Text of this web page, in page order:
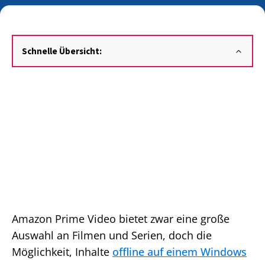
Schnelle Übersicht:
Amazon Prime Video bietet zwar eine große
Auswahl an Filmen und Serien, doch die
Möglichkeit, Inhalte offline auf einem Windows